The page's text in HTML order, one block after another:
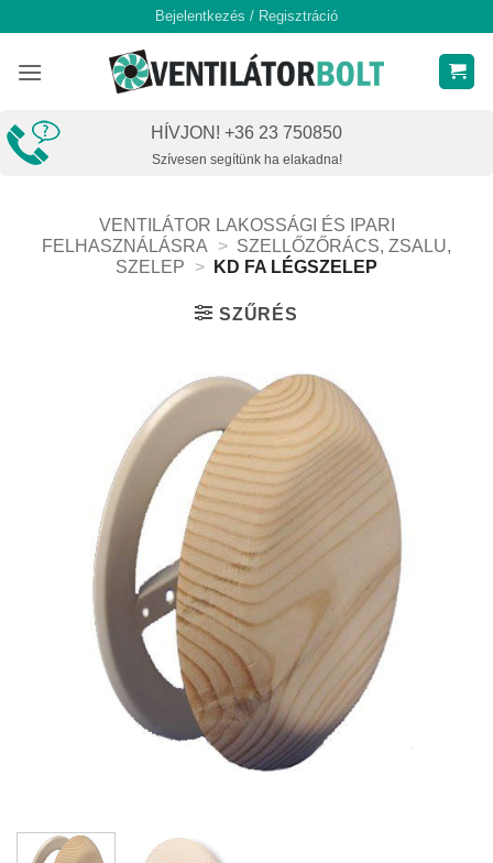
content
Bejelentkezés / Regisztráció
HÍVJON! +36 23 750850
Szívesen segítünk ha elakadna!
VENTILÁTOR LAKOSSÁGI ÉS IPARI
FELHASZNÁLÁSRA
> SZELLŐZŐRÁCS, ZSALU,
SZELEP
> KD FA LÉGSZELEP
SZŰRÉS